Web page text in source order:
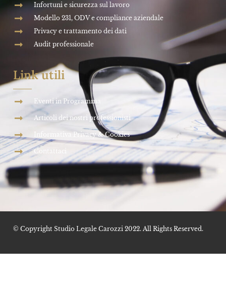
Infortuni e sicurezza sul lavoro
Modello 231, ODV e compliance aziendale
Privacy e trattamento dei dati
Audit professionale
Link utili
Eventi in Programma
Articoli dei nostri professionisti
Informativa Privacy & Cookies
Contattaci
© Copyright Studio Legale Carozzi 2022. All Rights Reserved.